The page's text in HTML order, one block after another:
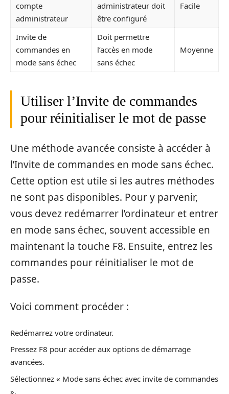
compte
administrateur
administrateur doit
être configuré
Facile
Invite de
commandes en
mode sans échec
Doit permettre
l’accès en mode
sans échec
Moyenne
Utiliser l’Invite de commandes
pour réinitialiser le mot de passe
Une méthode avancée consiste à accéder à
l’Invite de commandes en mode sans échec.
Cette option est utile si les autres méthodes
ne sont pas disponibles. Pour y parvenir,
vous devez redémarrer l’ordinateur et entrer
en mode sans échec, souvent accessible en
maintenant la touche F8. Ensuite, entrez les
commandes pour réinitialiser le mot de
passe.
Voici comment procéder :
Redémarrez votre ordinateur.
Pressez F8 pour accéder aux options de démarrage
avancées.
Sélectionnez « Mode sans échec avec invite de commandes
».